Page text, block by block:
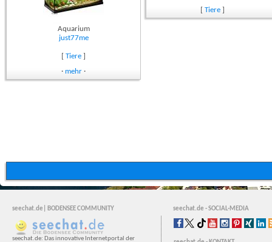
Aquarium
just77me
[ Tiere ]
· mehr ·
[ Tiere ]
seechat.de| BODENSEE COMMUNITY seechat.de - SOCIAL-MEDIA
seechat.de: Das innovative Internetportal der